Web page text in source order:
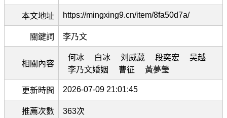
本文地址 https://mingxing9.cn/item/8fa50d7a/
關鍵詞 李乃文
相關內容
何冰 白冰 刘威葳 段奕宏
吴越
李乃文婚姻
曹征 黃夢瑩
更新時間 2026-07-09 21:01:45
推薦次數 363次